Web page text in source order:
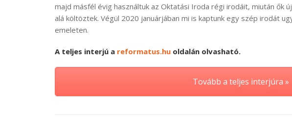
majd másfél évig használtuk az Oktatási Iroda régi irodáit, miután ők
alá költöztek. Végül 2020 januárjában mi is kaptunk egy szép irodát
emeleten.
A teljes interjú a reformatus.hu oldalán olvasható.
Tovább a teljes interjúra »